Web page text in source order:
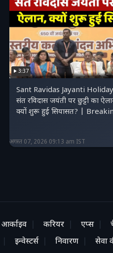
3:37
Sant Ravidas Jayanti
संत रविदास जयंती पर छुट्टी का
क्यों शुरू हुई सियासत? |
अगस्त 07, 2026 09:13 am IST
आर्काइव करियर एप्स
इन्वेस्टर्स निवारण सेवा